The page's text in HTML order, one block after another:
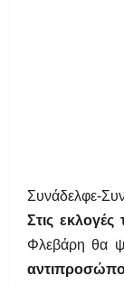
Συνάδελφε-
Στις
Φλεβάρη θα